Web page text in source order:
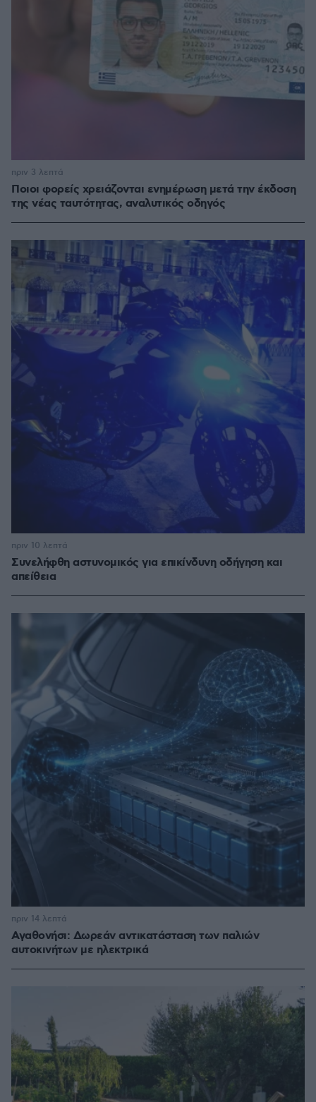
Ποιοι φορείς χρειάζονται ενημέρωση μετά την έκδοση
της νέας ταυτότητας, αναλυτικός οδηγός
πριν 3 λεπτά
Συνελήφθη αστυνομικός για επικίνδυνη οδήγηση και
απείθεια
πριν 10 λεπτά
Αγαθονήσι: Δωρεάν αντικατάσταση των παλιών
αυτοκινήτων με ηλεκτρικά
πριν 14 λεπτά